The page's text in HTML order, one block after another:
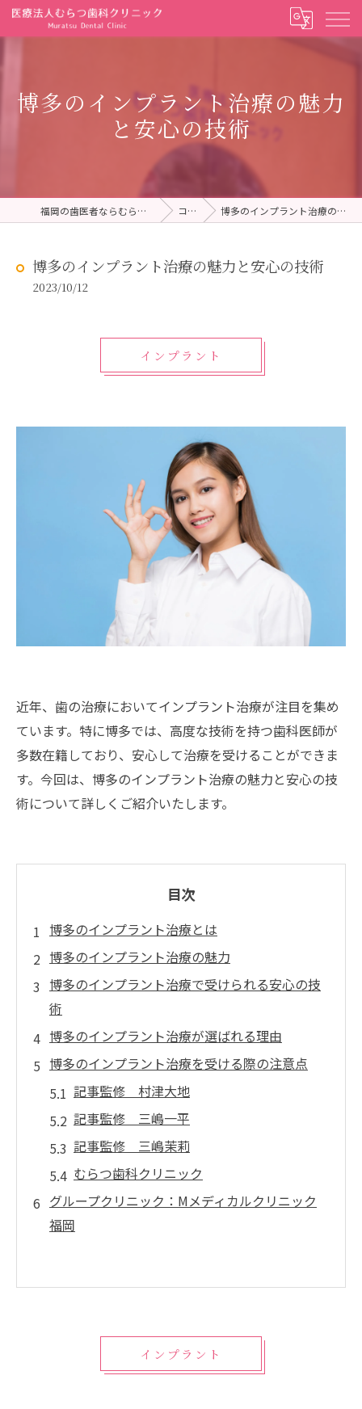
博多のインプラント治療の魅力
と安心の技術
福岡の歯医者ならむらつ歯科クリニック コラム 博多のインプラント治療の魅力と安心の技術
博多のインプラント治療の魅力と安心の技術
2023/10/12
インプラント
近年、歯の治療においてインプラント治療が注目を集め
ています。特に博多では、高度な技術を持つ歯科医師が
多数在籍しており、安心して治療を受けることができま
す。今回は、博多のインプラント治療の魅力と安心の技
術について詳しくご紹介いたします。
目次
博多のインプラント治療とは
博多のインプラント治療の魅力
博多のインプラント治療で受けられる安心の技
術
博多のインプラント治療が選ばれる理由
博多のインプラント治療を受ける際の注意点
記事監修 村津大地
記事監修 三嶋一平
記事監修 三嶋茉莉
むらつ歯科クリニック
グループクリニック：Mメディカルクリニック
福岡
インプラント